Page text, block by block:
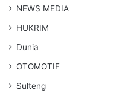
NEWS MEDIA
HUKRIM
Dunia
OTOMOTIF
Sulteng